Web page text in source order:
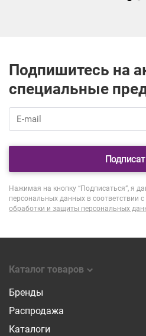
Подпишитесь на
специальные
Нажимая на кнопку “Подписаться”, я
персональных данных в соответствии с
обработки и защиты персональных
Каталог товаров
Бренды
Распродажа
Каталоги